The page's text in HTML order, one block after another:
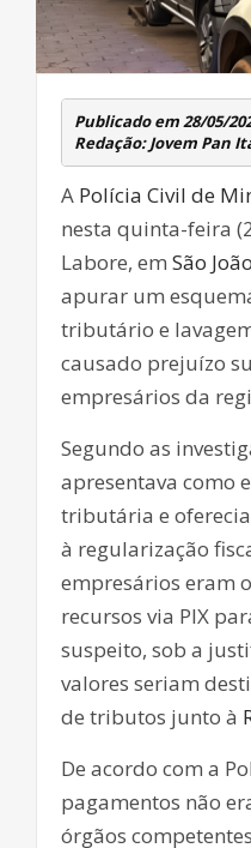
Publicado em 28/05/
A Polícia Civil de
nesta quinta-feira
Labore, em São
apurar um
tributário e
causado prejuízo
empresários da
Segundo as
apresentava como
tributária e
à regularização
empresários eram
recursos via PIX
suspeito, sob a
valores seriam
de tributos junto à
De acordo com a
pagamentos não
órgãos